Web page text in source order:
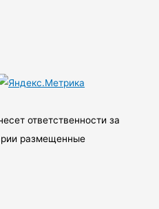
ответственности за
размещенные